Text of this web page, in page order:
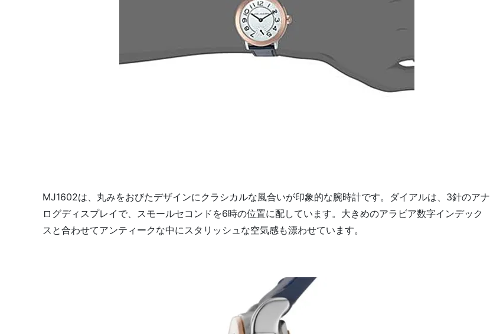
MJ1602は、丸みをおびたデザインにクラシカルな風合いが印象的な腕時計です。ダイアルは、3針のアナ
ログディスプレイで、スモールセコンドを6時の位置に配しています。大きめのアラビア数字インデック
スと合わせてアンティークな中にスタリッシュな空気感も漂わせています。